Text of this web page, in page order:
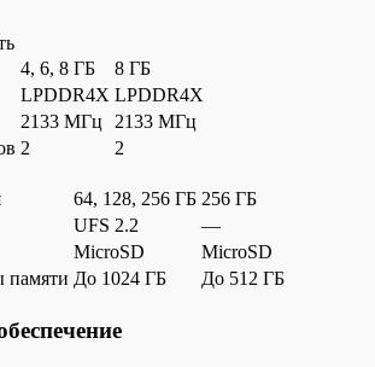
4, 6, 8 ГБ
8 ГБ
LPDDR4X LPDDR4X
2133 МГц
2133 МГц
2
2
64, 128, 256 ГБ 256 ГБ
UFS 2.2
—
MicroSD
MicroSD
памяти До 1024 ГБ До 512 ГБ